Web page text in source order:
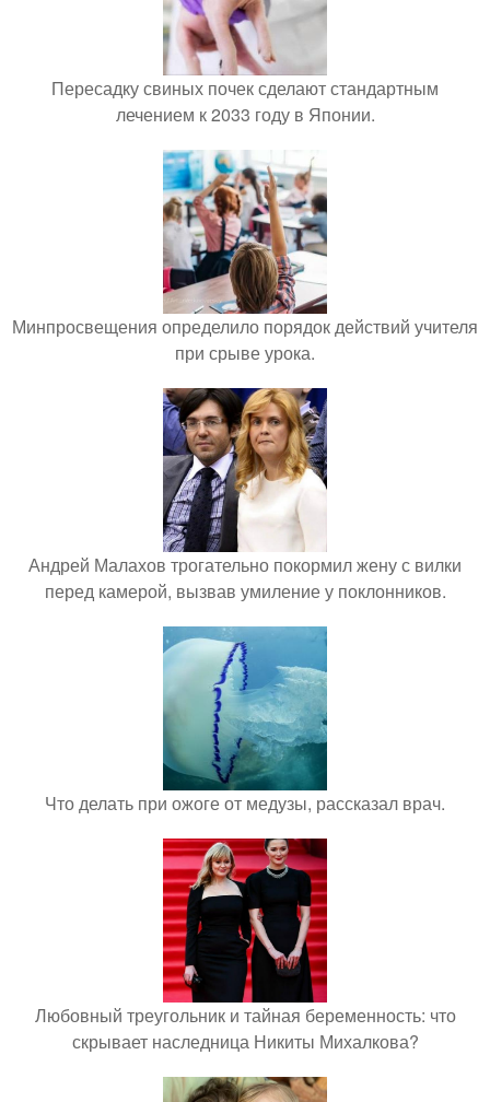
Пересадку свиных почек сделают стандартным
лечением к 2033 году в Японии.
Минпросвещения определило порядок действий учителя
при срыве урока.
Андрей Малахов трогательно покормил жену с вилки
перед камерой, вызвав умиление у поклонников.
Что делать при ожоге от медузы, рассказал врач.
Любовный треугольник и тайная беременность: что
скрывает наследница Никиты Михалкова?